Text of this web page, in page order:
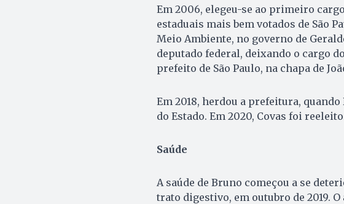
Em 2006, elegeu-se ao primeiro
estaduais mais bem votados de São
Meio Ambiente, no governo de
deputado federal, deixando o cargo
prefeito de São Paulo, na chapa de
Em 2018, herdou a prefeitura,
do Estado. Em 2020, Covas foi
Saúde
A saúde de Bruno começou a se
trato digestivo, em outubro de 2019.